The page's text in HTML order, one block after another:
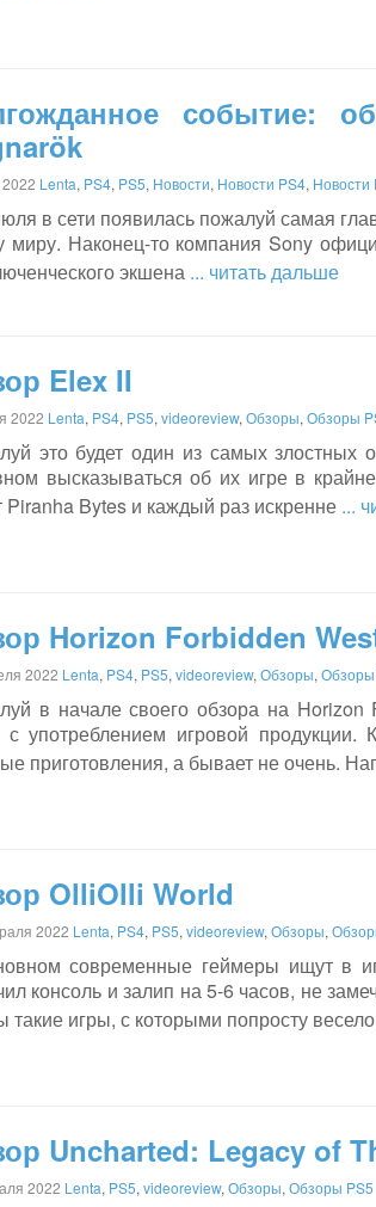
событие:
Lenta, PS4, PS5, Новости, Новости PS4, Новости
в сети появилась пожалуй самая
миру. Наконец-то компания Sony
экшена ... читать дальше
Elex II
2022 Lenta, PS4, PS5, videoreview, Обзоры, Обзоры
это будет один из самых злостных
высказываться об их игре в
Piranha Bytes и каждый раз искренне ...
Horizon Forbidden
2022 Lenta, PS4, PS5, videoreview, Обзоры, Обзоры
в начале своего обзора на Horizon
употреблением игровой
приготовления, а бывает не очень.
OlliOlli World
2022 Lenta, PS4, PS5, videoreview, Обзоры,
современные геймеры ищут в
консоль и залип на 5-6 часов, не
такие игры, с которыми попросту весело
Uncharted: Legacy of
2022 Lenta, PS5, videoreview, Обзоры, Обзоры PS5